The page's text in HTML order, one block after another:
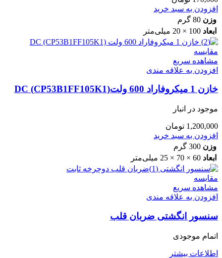
افزودن به سبد خرید
وزن 80 گرم
ابعاد 100 × 20 میلی‌متر
مقایسه
مشاهده سریع
افزودن به علاقه مندی
خازن 1 میکروفاراد 600 ولتDC (CP53B1FF105K1)
موجود در انبار
1,200,000 تومان
افزودن به سبد خرید
وزن 300 گرم
ابعاد 60 × 70 × 25 میلی‌متر
مقایسه
مشاهده سریع
افزودن به علاقه مندی
سنسور انگشتی ضربان قلب
اتمام موجودی
اطلاعات بیشتر